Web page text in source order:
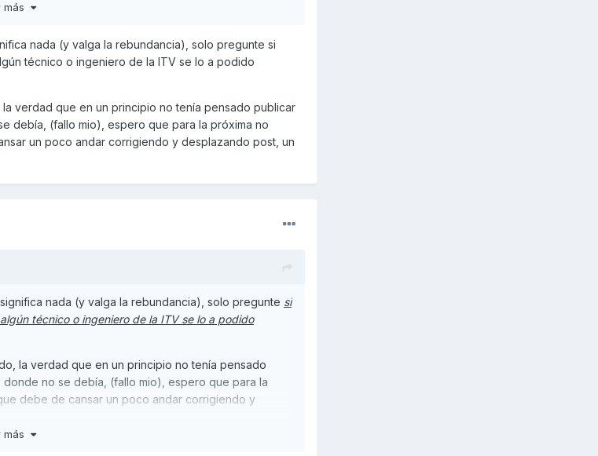
más
nada (y valga la rebundancia), solo pregunte si
técnico o ingeniero de la ITV se lo a podido
verdad que en un principio no tenía pensado publicar
debía, (fallo mio), espero que para la próxima no
un poco andar corrigiendo y desplazando post, un
nada (y valga la rebundancia), solo pregunte si
técnico o ingeniero de la ITV se lo a podido
la verdad que en un principio no tenía pensado
no se debía, (fallo mio), espero que para la
debe de cansar un poco andar corrigiendo y
más